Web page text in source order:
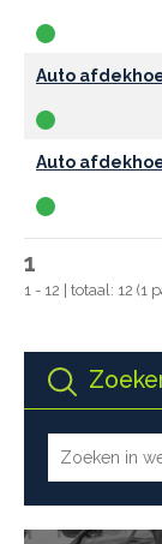
Auto
Auto
1
1 - 12 | totaal: 12 (1